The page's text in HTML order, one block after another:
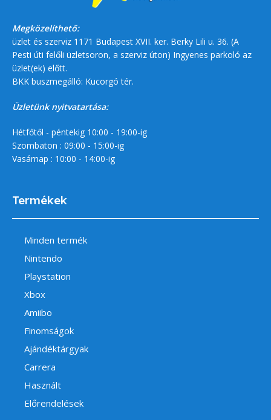
Megközelíthető:
üzlet és szerviz 1171 Budapest XVII. ker. Berky Lili u. 36. (A
Pesti úti felőli üzletsoron, a szerviz úton) Ingyenes parkoló az
üzlet(ek) előtt.
BKK buszmegálló: Kucorgó tér.
Üzletünk nyitvatartása:
Hétfőtől - péntekig 10:00 - 19:00-ig
Szombaton : 09:00 - 15:00-ig
Vasárnap : 10:00 - 14:00-ig
Termékek
Minden termék
Nintendo
Playstation
Xbox
Amiibo
Finomságok
Ajándéktárgyak
Carrera
Használt
Előrendelések